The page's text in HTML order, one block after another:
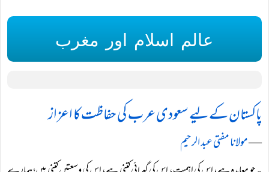
عالم اسلام اور مغرب
پاکستان کے لیے سعودی عرب کی حفاظت کا اعزاز
―مولانا مفتی عبد الرحیم